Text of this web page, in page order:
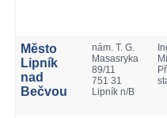
Město
Lipník
nad
Bečvou
nám. T. G.
Masasryka
89/11
751 31
Lipník n/B